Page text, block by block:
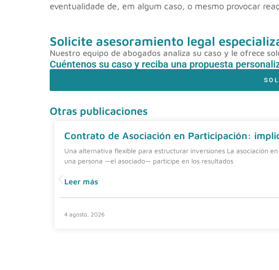
eventualidade de, em algum caso, o mesmo provocar
Solicite asesoramiento legal
Nuestro equipo de abogados analiza su caso y le ofrece
Cuéntenos su caso y reciba una propuesta
Otras publicaciones
Contrato de Asociación en Participación:
Una alternativa flexible para estructurar inversiones La asociación
una persona —el asociado— participe en los resultados
Leer más
4 agosto, 2026